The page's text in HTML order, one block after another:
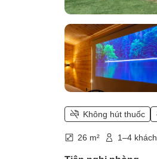
Không hút thuốc
26 m² 1–4 khách